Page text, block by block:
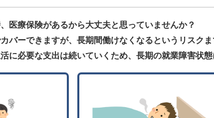
医療保険があるから大丈夫と思っていませんか？
バーできますが、長期間働けなくなるというリスクま
に必要な支出は続いていくため、長期の就業障害状態